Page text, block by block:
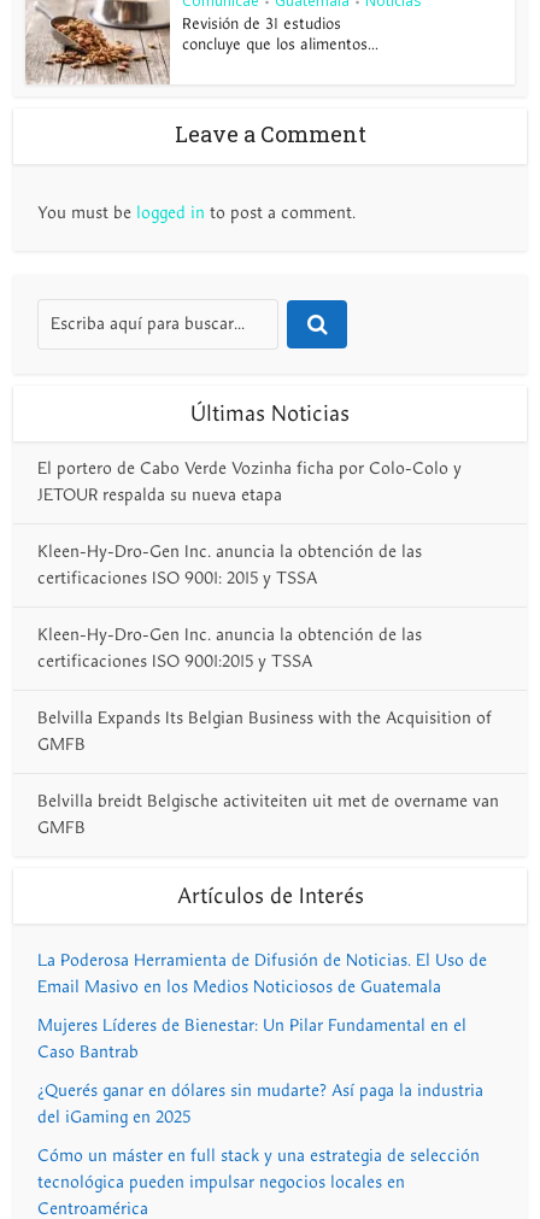
Revisión de 31 estudios
concluye que los alimentos...
Leave a Comment
You must be logged in to post a comment.
Últimas Noticias
El portero de Cabo Verde Vozinha ficha por Colo-Colo y
JETOUR respalda su nueva etapa
Kleen-Hy-Dro-Gen Inc. anuncia la obtención de las
certificaciones ISO 9001: 2015 y TSSA
Kleen-Hy-Dro-Gen Inc. anuncia la obtención de las
certificaciones ISO 9001:2015 y TSSA
Belvilla Expands Its Belgian Business with the Acquisition of
GMFB
Belvilla breidt Belgische activiteiten uit met de overname van
GMFB
Artículos de Interés
La Poderosa Herramienta de Difusión de Noticias. El Uso de
Email Masivo en los Medios Noticiosos de Guatemala
Mujeres Líderes de Bienestar: Un Pilar Fundamental en el
Caso Bantrab
¿Querés ganar en dólares sin mudarte? Así paga la industria
del iGaming en 2025
Cómo un máster en full stack y una estrategia de selección
tecnológica pueden impulsar negocios locales en
Centroamérica